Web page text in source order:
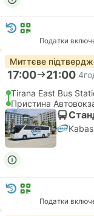
Податки
Миттєве
17:00 21:00
Tirana East Bus
Пристина
Податки